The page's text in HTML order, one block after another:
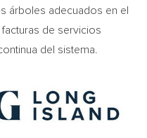
árboles adecuados en el
de servicios
del sistema.